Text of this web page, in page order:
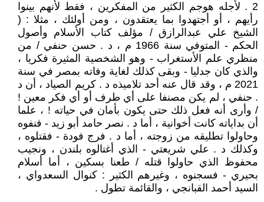
2 . لأجله هوجم الكثير من المفكرين ، فقط لأنهم بينوا
رأيهم ، أو أجتهدوا بما يعتقدون ، ومن أولئك ، مثلا : (
الشيخ علي عبدالرازق / مؤلف كتاب الأسلام وأصول
الحكم - المتوفي سنة 1966 م ، د . حسن حنفي / من
منظري علم الأستغراب - وهو الشخصية المثيرة فكريا ،
والذي كان جدليا - وبقى كذلك لغاية وفاته بمصر في سنة
2021 م ، وقد قال عنه أحد تلاميذه د . كريم الصياد ، أن د
. حنفي ، لم يكن مصنفا على أي طرف أو أي فكر معين !
/ وأرى أنه فعل ذلك حتى يكون بأمان في حياته ! ، علما
أن بداياته كانت أخوانية ، أما د . نصر حامد أبو زيد - فنفوه
وحاولوا تطليقه من زوجته ، أما د . فرج فودة - فقتلوه ،
وكذلك د . علي شريعتي - الذي أغتالوه بلندن ، ونجيب
محفوظ الذي حاولوا قتله / طعنا بسكين ، أما أسلام
بحيري - فسجنوه ، وغيرهم الكثير : كنوال السعدواي ،
السيد أحمد القبانجي ، والقائمة تطول .